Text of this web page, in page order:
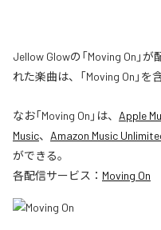
Jellow Glowの「Moving On」
れた楽曲は、「Moving On」を
なお「Moving On 」は、 Apple
Music、 Amazon Music
ができる。
各配信サービス： Moving On